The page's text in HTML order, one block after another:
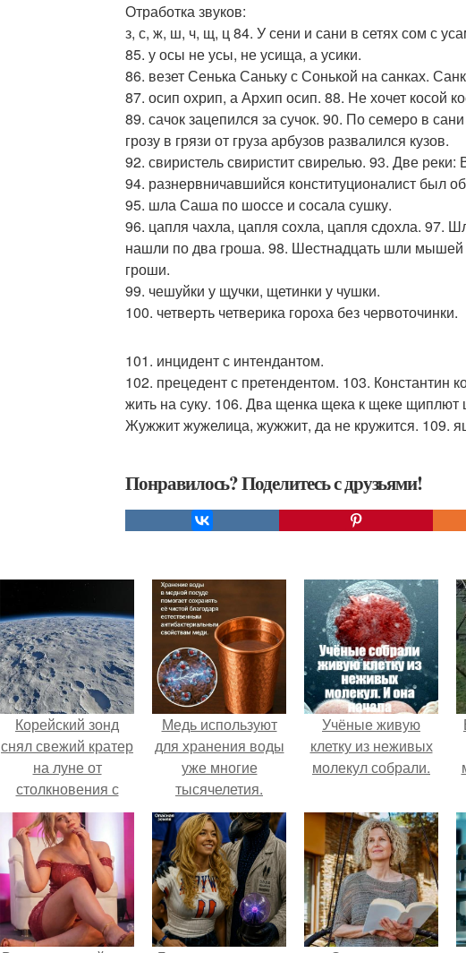
Отработка звуков:
з, с, ж, ш, ч, щ, ц 84. У сени и сани в сетях сом с
85. у осы не усы, не усища, а усики.
86. везет Сенька Саньку с Сонькой на санках.
87. осип охрип, а Архип осип. 88. Не хочет косой
89. сачок зацепился за сучок. 90. По семеро в
грозу в грязи от груза арбузов развалился кузов.
92. свиристель свиристит свирелью. 93. Две реки:
94. разнервничавшийся конституционалист был
95. шла Саша по шоссе и сосала сушку.
96. цапля чахла, цапля сохла, цапля сдохла.
нашли по два гроша. 98. Шестнадцать шли
гроши.
99. чешуйки у щучки, щетинки у чушки.
100. четверть четверика гороха без червоточинки.
101. инцидент с интендантом.
102. прецедент с претендентом. 103. Константин
жить на суку. 106. Два щенка щека к щеке
Жужжит жужелица, жужжит, да не кружится. 109.
Понравилось? Поделитесь с друзьями!
Корейский зонд
снял свежий кратер
на луне от
столкновения с
обломком Falcon 9.
Медь используют
для хранения воды
уже многие
тысячелетия.
Учёные живую
клетку из неживых
молекул собрали.